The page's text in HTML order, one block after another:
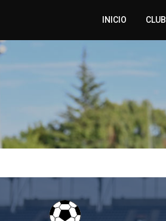
INICIO CLUB